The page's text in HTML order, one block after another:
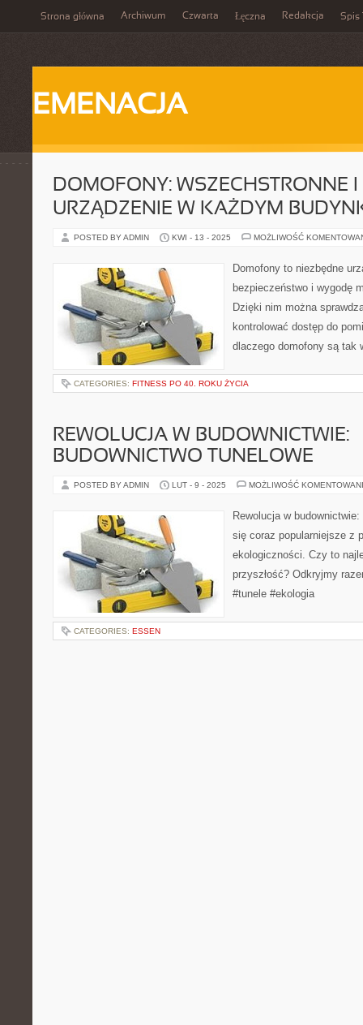
Strona główna Archiwum Czwarta Łęczna Redakcja Spis
EMENACJA
DOMOFONY: WSZECHSTRONNE
URZĄDZENIE W KAŻDYM
POSTED BY ADMIN KWI - 13 - 2025 MOŻLIWOŚĆ
Domofony to niezbędne
bezpieczeństwo i wygodę
Dzięki nim można
kontrolować dostęp do
dlaczego domofony są tak
CATEGORIES: FITNESS PO 40. ROKU ŻYCIA
REWOLUCJA W BUDOWNICTWIE:
BUDOWNICTWO TUNELOWE
POSTED BY ADMIN LUT - 9 - 2025 MOŻLIWOŚĆ
Rewolucja w
się coraz popularniejsze z
ekologiczności. Czy to
przyszłość? Odkryjmy
#tunele #ekologia
CATEGORIES: ESSEN